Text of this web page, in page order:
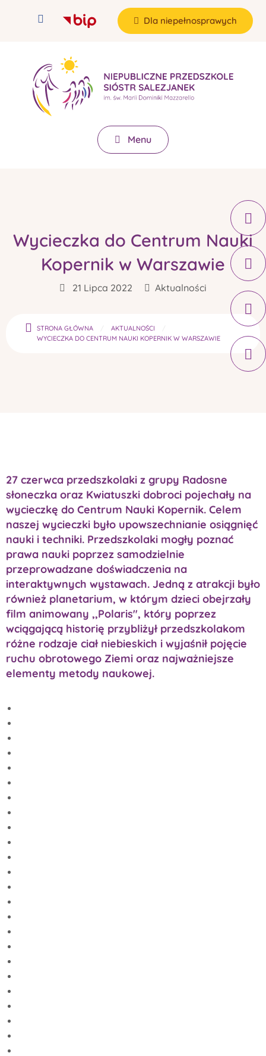
Dla niepełnosprawych
Menu
Wycieczka do Centrum Nauki
Kopernik w Warszawie
21 Lipca 2022 Aktualności
STRONA GŁÓWNA
AKTUALNOŚCI
WYCIECZKA DO CENTRUM NAUKI KOPERNIK W WARSZAWIE
27 czerwca przedszkolaki z grupy Radosne
słoneczka oraz Kwiatuszki dobroci pojechały na
wycieczkę do Centrum Nauki Kopernik. Celem
naszej wycieczki było upowszechnianie osiągnięć
nauki i techniki. Przedszkolaki mogły poznać
prawa nauki poprzez samodzielnie
przeprowadzane doświadczenia na
interaktywnych wystawach. Jedną z atrakcji było
również planetarium, w którym dzieci obejrzały
film animowany ,,Polaris", który poprzez
wciągającą historię przybliżył przedszkolakom
różne rodzaje ciał niebieskich i wyjaśnił pojęcie
ruchu obrotowego Ziemi oraz najważniejsze
elementy metody naukowej.